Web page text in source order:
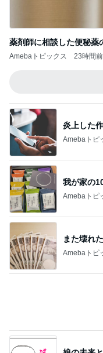
炎上した
Amebaトピ
また壊れ
Amebaトピ
娘の未来
Amebaトピ